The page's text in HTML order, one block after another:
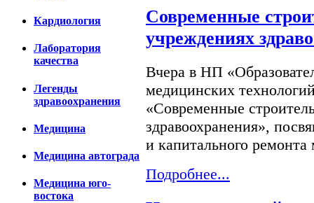
Кардиология
Лаборатория
качества
Легенды
здравоохранения
Медицина
Медицина автограда
Медицина юго-
востока
Современные
учреждениях
Вчера в НП
медицинских
«Современные
здравоохранения»,
и капитального
Подробнее...